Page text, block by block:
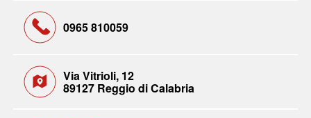
0965 810059
Via Vitrioli, 12
89127 Reggio di Calabria